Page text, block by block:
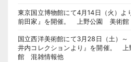
東京国立博物館にて4月14日（火）よ
前田家』を開催。 上野公園 美術
国立西洋美術館にて3月28日（土）
井内コレクションより』を開催。
館 混雑情報他